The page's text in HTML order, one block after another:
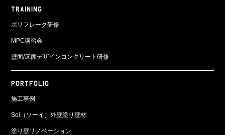
TRAINING
ポリフレーク研修
MPC講習会
壁面/床面デザインコンクリート研修
PORTFOLIO
施工事例
Soi（ソーイ）外壁塗り壁材
塗り壁リノベーション